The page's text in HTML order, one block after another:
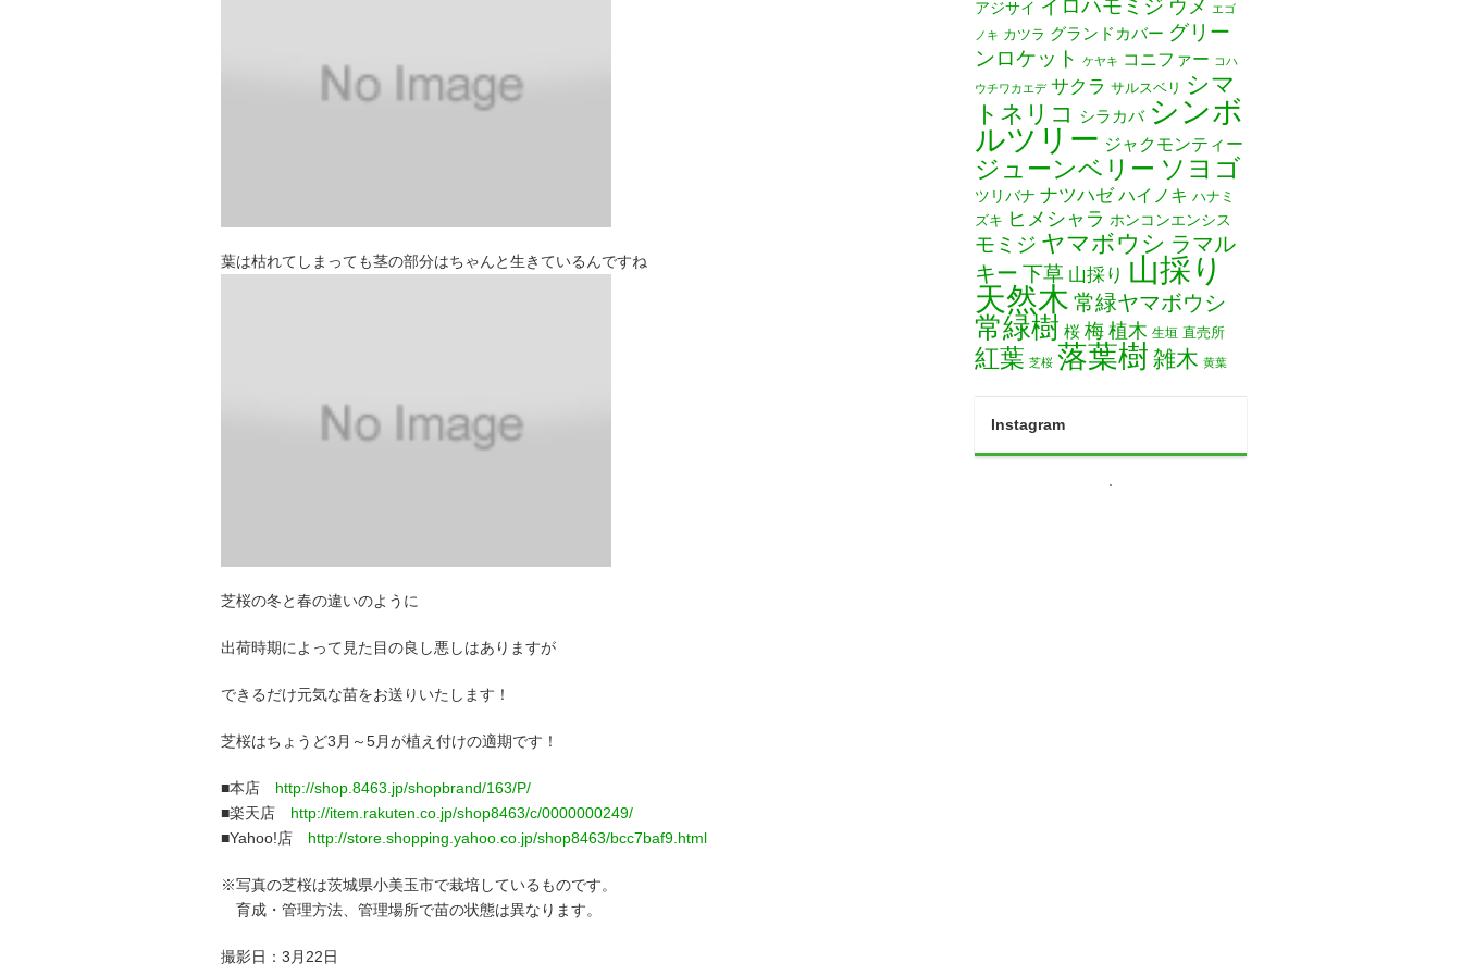
葉は枯れてしまっても茎の部分はちゃんと生きているんですね
芝桜の冬と春の違いのように
出荷時期によって見た目の良し悪しはありますが
できるだけ元気な苗をお送りいたします！
芝桜はちょうど3月～5月が植え付けの適期です！
■本店 http://shop.8463.jp/shopbrand/163/P/
■楽天店 http://item.rakuten.co.jp/shop8463/c/0000000249/
■Yahoo!店 http://store.shopping.yahoo.co.jp/shop8463/bcc7baf9.html
※写真の芝桜は茨城県小美玉市で栽培しているものです。
育成・管理方法、管理場所で苗の状態は異なります。
撮影日：3月22日
アジサイ イロハモミジ ウメ
エゴ
ノキ カツラ グランドカバー グリー
ンロケット
ケヤキ コニファー コハ
ウチワカエデ サクラ サルスベリ シマ
トネリコ
シラカバ シンボ
ルツリー ジャクモンティー
ジューンベリー ソヨゴ
ツリバナ ナツハゼ ハイノキ ハナミ
ズキ ヒメシャラ ホンコンエンシス
モミジ ヤマボウシ ラマル
キー 下草 山採り 山採り
天然木 常緑ヤマボウシ
常緑樹 桜 梅 植木 生垣 直売所
紅葉 芝桜 落葉樹 雑木 黄葉
Instagram